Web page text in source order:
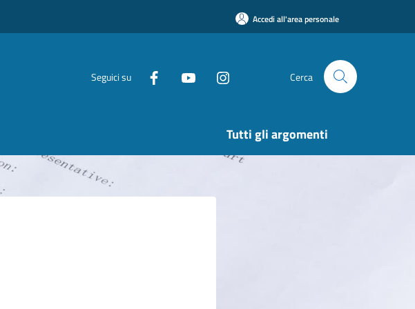
Accedi all'area personale
Seguici su Cerca
Tutti gli argomenti